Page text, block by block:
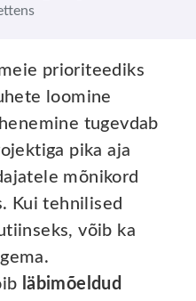
prioriteediks
loomine
tugevdab
pika aja
mõnikord
Kui tehnilised
võib ka
läbimõeldud